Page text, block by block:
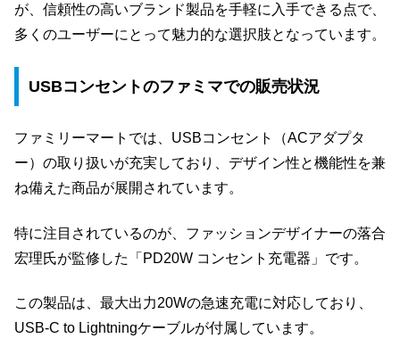
が、信頼性の高いブランド製品を手軽に入手できる点で、
多くのユーザーにとって魅力的な選択肢となっています。
USBコンセントのファミマでの販売状況
ファミリーマートでは、USBコンセント（ACアダプタ
ー）の取り扱いが充実しており、デザイン性と機能性を兼
ね備えた商品が展開されています。
特に注目されているのが、ファッションデザイナーの落合
宏理氏が監修した「PD20W コンセント充電器」です。
この製品は、最大出力20Wの急速充電に対応しており、
USB-C to Lightningケーブルが付属しています。